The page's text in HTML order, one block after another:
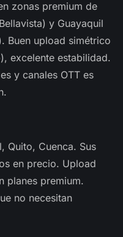
zonas premium de
y Guayaquil
Buen upload simétrico
excelente estabilidad.
y canales OTT es
Quito, Cuenca. Sus
en precio. Upload
planes premium.
no necesitan